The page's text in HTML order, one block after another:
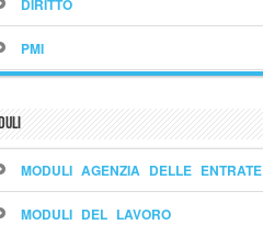
DIRITTO
PMI
MODULI AGENZIA DELLE ENTRATE
MODULI DEL LAVORO